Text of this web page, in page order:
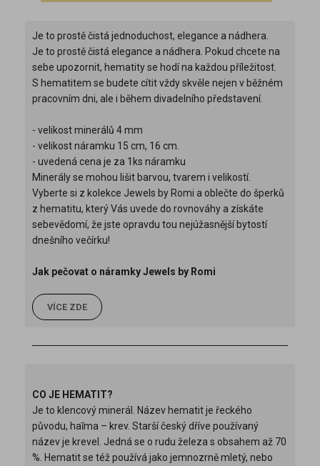
Je to prostě čistá jednoduchost, elegance a nádhera.
Je to prostě čistá elegance a nádhera. Pokud chcete na
sebe upozornit, hematity se hodí na každou příležitost.
S hematitem se budete cítit vždy skvěle nejen v běžném
pracovním dni, ale i během divadelního představení.
- velikost minerálů 4 mm
- velikost náramku 15 cm, 16 cm.
- uvedená cena je za 1ks náramku
Minerály se mohou lišit barvou, tvarem i velikostí.
Vyberte si z kolekce Jewels by Romi a oblečte do šperků
z hematitu, který Vás uvede do rovnováhy a získáte
sebevědomí, že jste opravdu tou nejúžasnější bytostí
dnešního večírku!
Jak pečovat o náramky Jewels by Romi
VÍCE ZDE
CO JE HEMATIT?
Je to klencový minerál. Název hematit je řeckého
původu, haĩma – krev. Starší český dříve používaný
název je krevel. Jedná se o rudu železa s obsahem až 70
%. Hematit se též používá jako jemnozrně mletý, nebo